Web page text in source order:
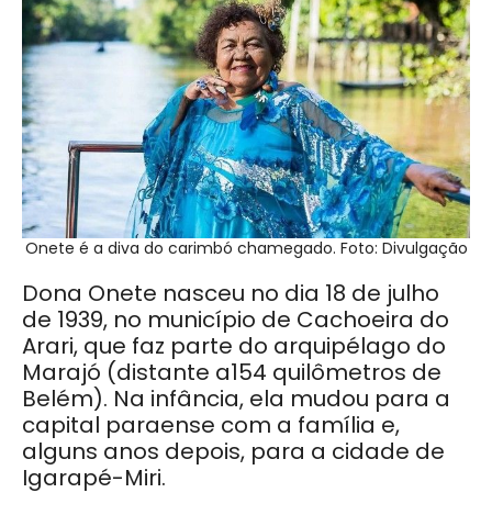
Onete é a diva do carimbó chamegado. Foto: Divulgação
Dona Onete nasceu no dia 18 de julho
de 1939, no município de Cachoeira do
Arari, que faz parte do arquipélago do
Marajó (distante a154 quilômetros de
Belém). Na infância, ela mudou para a
capital paraense com a família e,
alguns anos depois, para a cidade de
Igarapé-Miri.